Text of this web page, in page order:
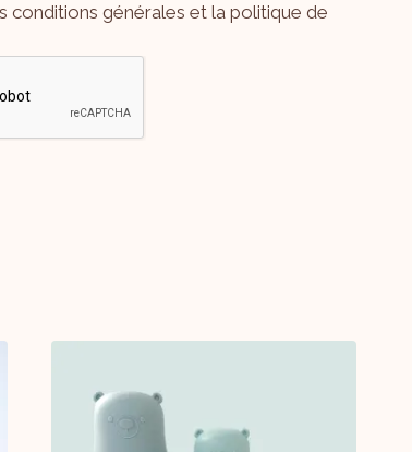
conditions générales et la politique de